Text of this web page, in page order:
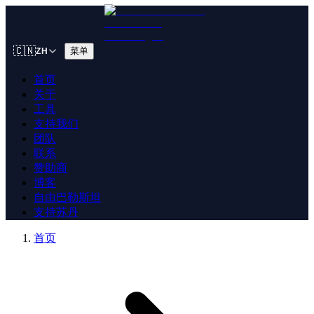
🇨🇳ZH 菜单
首页
关于
工具
支持我们
团队
联系
赞助商
博客
自由巴勒斯坦
支持苏丹
首页